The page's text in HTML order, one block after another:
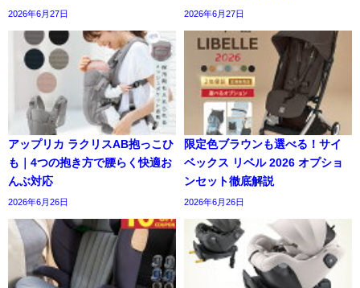
2026年6月27日 2026年6月27日
アップリカ ラクリスAB抱っこひ
も｜4つの抱き方で腰らく快適お
んぶ対応
2026年6月26日
限定色ブラウンも選べる！サイ
ベックス リベル 2026 オプショ
ンセット徹底解説
2026年6月26日